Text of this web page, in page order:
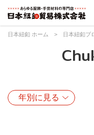
日本紐釦 ホーム > 日本紐釦ブ